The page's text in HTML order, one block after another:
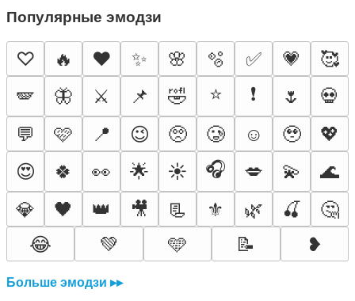
Популярные эмодзи
♡ 🔥 ❤️ ✨ 🌸 🫧 ✅ 💗
🥰
🪽
🦋 ⚔️ 📌 🤣 ⭐ ❗ 🌷
💀
💬
🩷 📍 😉 🥺 🥲 ☺️ 🥹
💖
😍
🍀 👀 🌟 ☀️ 🎧 💋 💫
🌊
💎
🖤 👑 🎥 📃 ⚜️ 🌿 🍒
🤔
😂
💚 🩵 📝 ❥
Больше эмодзи ▸▸